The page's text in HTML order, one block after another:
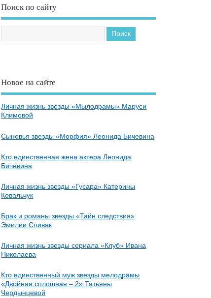
Поиск по сайту
Новое на сайте
Личная жизнь звезды «Мылодрамы» Маруси
Климовой
Сыновья звезды «Морфия» Леонида Бичевина
Кто единственная жена актера Леонида
Бичевина
Личная жизнь звезды «Гусара» Катерины
Ковальчук
Брак и романы звезды «Тайн следствия»
Эмилии Спивак
Личная жизнь звезды сериала «Клуб» Ивана
Николаева
Кто единственный муж звезды мелодрамы
«Двойная сплошная – 2» Татьяны
Чердынцевой